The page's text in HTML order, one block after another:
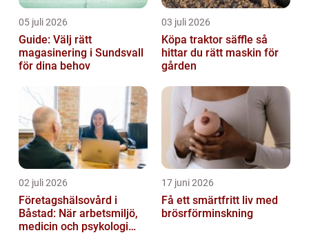
05 juli 2026
Guide: Välj rätt
magasinering i Sundsvall
för dina behov
03 juli 2026
Köpa traktor säffle så
hittar du rätt maskin för
gården
02 juli 2026
Företagshälsovård i
Båstad: När arbetsmiljö,
medicin och psykologi
17 juni 2026
Få ett smärtfritt liv med
brösrförminskning